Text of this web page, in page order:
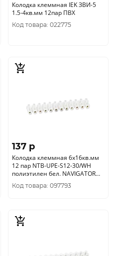
Колодка клеммная IEK ЗВИ-5
1.5-4кв.мм 12пар ПВХ
Код товара: 022775
137 p
Колодка клеммная 6х16кв.мм
12 пар NTB-UPE-S12-30/WH
полиэтилен бел. NAVIGATOR
71006
Код товара: 097793